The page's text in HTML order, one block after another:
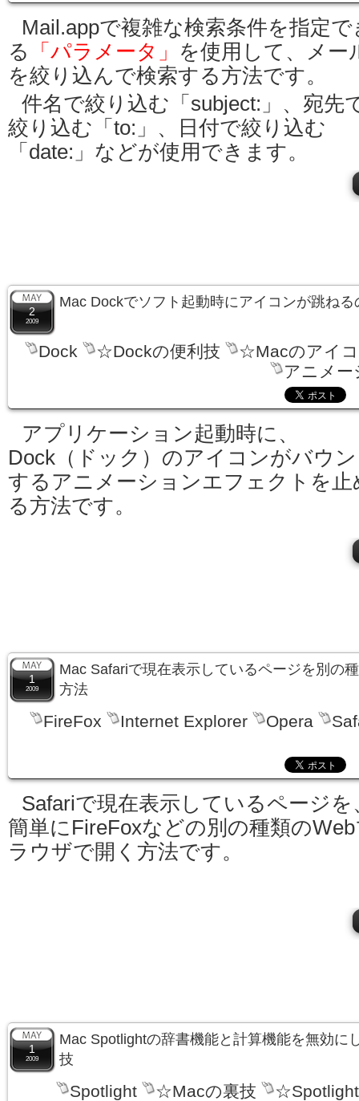
Mail.appで複雑な検索条件を指定で
る
「パラメータ」
を使用して、メー
を絞り込んで検索する方法です。
件名で絞り込む「subject:」、宛先
絞り込む「to:」、日付で絞り込む
「date:」などが使用できます。
2
2009
Mac Dockでソフト起動時にアイコンが跳ね
Dock ☆Dockの便利技
☆Macのアイ
アニメー
アプリケーション起動時に、
Dock（ドック）のアイコンがバウ
するアニメーションエフェクトを止
る方法です。
1
2009
Mac Safariで現在表示しているページを別の
方法
FireFox Internet Explorer Opera
Safariで現在表示しているページを
簡単にFireFoxなどの別の種類の
ラウザで開く方法です。
1
2009
Mac Spotlightの辞書機能と計算機能を無効に
技
Spotlight ☆Macの裏技